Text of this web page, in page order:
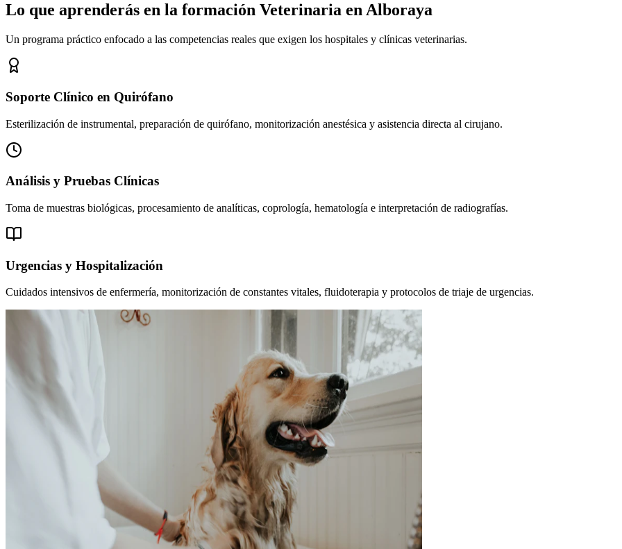
Lo que aprenderás en la formación Veterinaria en Alboraya
Un programa práctico enfocado a las competencias reales que exigen los hospitales y clínicas veterinarias.
Soporte Clínico en Quirófano
Esterilización de instrumental, preparación de quirófano, monitorización anestésica y asistencia directa al cirujano.
Análisis y Pruebas Clínicas
Toma de muestras biológicas, procesamiento de analíticas, coprología, hematología e interpretación de radiografías.
Urgencias y Hospitalización
Cuidados intensivos de enfermería, monitorización de constantes vitales, fluidoterapia y protocolos de triaje de urgencias.